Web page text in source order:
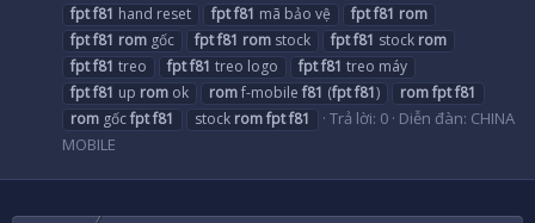
fptf81 hand reset fptf81 mã bảo vệ fptf81 rom
fptf81 rom gốc fptf81 rom stock fptf81 stock rom
fptf81 treo fptf81 treo logo fptf81 treo máy
fptf81 up rom ok romf-mobilef81 (fptf81) romfptf81
rom gốcfptf81 stock romfptf81 Trả lời: 0 Diễn đàn: CHINA
MOBILE